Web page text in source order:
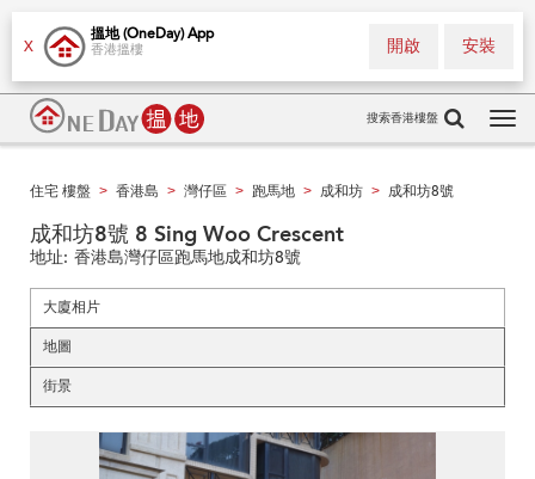
X
搵地 (OneDay) App
香港搵樓 安裝
開啟
搜索香港樓盤
住宅 樓盤 > 香港島 > 灣仔區 > 跑馬地 > 成和坊 > 成和坊8號
成和坊8號 8 Sing Woo Crescent
地址: 香港島灣仔區跑馬地成和坊8號
大廈相片
地圖
街景